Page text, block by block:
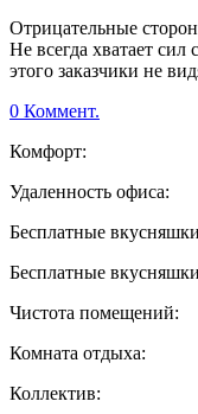
Отрицательные
Не всегда хватает сил
этого заказчики не
0 Коммент.
Комфорт:
Удаленность офиса:
Бесплатные
Бесплатные
Чистота помещений:
Комната отдыха:
Коллектив: